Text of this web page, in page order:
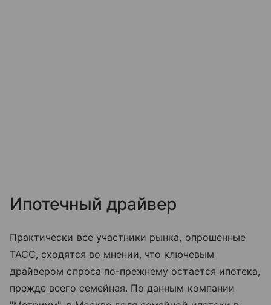
Ипотечный драйвер
Практически все участники рынка, опрошенные
ТАСС, сходятся во мнении, что ключевым
драйвером спроса по-прежнему остается ипотека,
прежде всего семейная. По данным компании